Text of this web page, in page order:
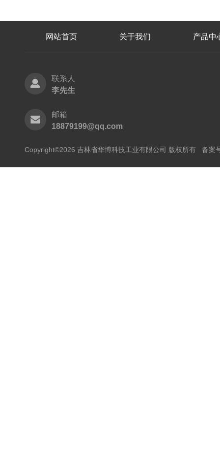
网站首页 关于我们 产品中
联系人
李先生
邮箱
18879199@qq.com
Copyright©2026 吉林省华博科技工业有限公司 版权所有 备案